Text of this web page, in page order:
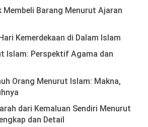
Membeli Barang Menurut Ajaran
Kemerdekaan di Dalam Islam
Islam: Perspektif Agama dan
Orang Menurut Islam: Makna,
dari Kemaluan Sendiri Menurut
dan Detail